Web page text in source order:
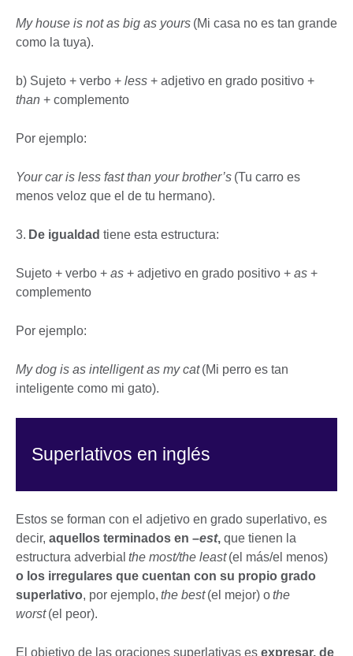
My house is not as big as yours (Mi casa no es tan grande
como la tuya).
b) Sujeto + verbo + less + adjetivo en grado positivo +
than + complemento
Por ejemplo:
Your car is less fast than your brother’s (Tu carro es
menos veloz que el de tu hermano).
3. De igualdad tiene esta estructura:
Sujeto + verbo + as + adjetivo en grado positivo + as +
complemento
Por ejemplo:
My dog is as intelligent as my cat(Mi perro es tan
inteligente como mi gato).
Superlativos en inglés
Estos se forman con el adjetivo en grado superlativo, es
decir, aquellos terminados en –est, que tienen la
estructura adverbial the most/the least(el más/el menos)
o los irregulares que cuentan con su propio grado
superlativo, por ejemplo, the best(el mejor) othe
worst(el peor).
El objetivo de las oraciones superlativas es expresar, de